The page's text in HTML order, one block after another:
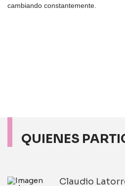
cambiando constantemente.
QUIENES
Claudio